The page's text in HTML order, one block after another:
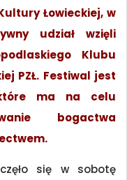
Łowieckiej, w
udział wzięli
Klubu
PZŁ. Festiwal jest
które ma na celu
bogactwa
się w sobotę